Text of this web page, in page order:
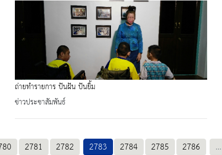
ถ่ายทำรายการ ปันฝัน ปันยิ้ม
ข่าวประชาสัมพันธ์
2781 2782 2783 2784 2785 2786 ...